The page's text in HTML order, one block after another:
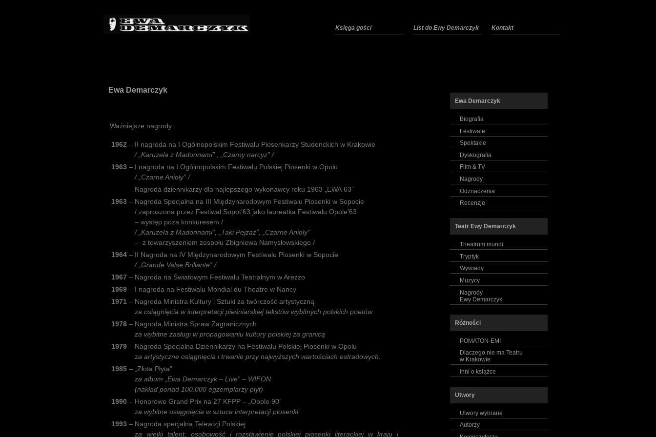
Księga gości List do Ewy Demarczyk Kontakt
Ewa Demarczyk
Ważniejsze nagrody :
1962 – II nagroda na I Ogólnopolskim Festiwalu Piosenkarzy Studenckich w Krakowie
/ „Karuzela z Madonnami” , „Czarny narcyz” /
1963 – I nagroda na I Ogólnopolskim Festiwalu Polskiej Piosenki w Opolu
/ „Czarne Anioły” /
Nagroda dziennikarzy dla najlepszego wykonawcy roku 1963 „EWA 63”
1963 – Nagroda Specjalna na III Międzynarodowym Festiwalu Piosenki w Sopocie
/ zaproszona przez Festiwal Sopot’63 jako laureatka Festiwalu Opole’63
– występ poza konkuresem /
/ „Karuzela z Madonnami”, „Taki Pejzaż”, „Czarne Anioły”
– z towarzyszeniem zespołu Zbigniewa Namysłowskiego /
1964 – II Nagroda na IV Międzynarodowym Festiwalu Piosenki w Sopocie
/ „Grande Valse Brillante” /
1967 – Nagroda na Światowym Festiwalu Teatralnym w Arezzo
1969 – I nagroda na Festiwalu Mondial du Theatre w Nancy
1971 – Nagroda Ministra Kultury i Sztuki za twórczość artystyczną
za osiągnięcia w interpretacji pieśniarskiej tekstów wybitnych polskich poetów
1978 – Nagroda Ministra Spraw Zagranicznych
za wybitne zasługi w propagowaniu kultury polskiej za granicą
1979 – Nagroda Specjalna Dziennikarzy na Festiwalu Polskiej Piosenki w Opolu
za artystyczne osiągnięcia i trwanie przy najwyższych wartościach estradowych.
1985 – „Złota Płyta”
za album „Ewa Demarczyk – Live” – WIFON
(nakład ponad 100.000 egzemplarzy płyt)
1990 – Honorowe Grand Prix na 27 KFPP – „Opole 90”
za wybitne osiągnięcia w sztuce interpretacji piosenki
1993 – Nagroda specjalna Telewizji Polskiej
za wielki talent, osobowość i rozsławienie polskiej piosenki literackiej w kraju i
Ewa Demarczyk
Biografia
Festiwale
Spektakle
Dyskografia
Film & TV
Nagrody
Odznaczenia
Recenzje
Teatr Ewy Demarczyk
Theatrum mundi
Tryptyk
Wywiady
Muzycy
Nagrody
Ewy Demarczyk
Różności
POMATON-EMI
Dlaczego nie ma Teatru
w Krakowie
Inni o książce
Utwory
Utwory wybrane
Autorzy